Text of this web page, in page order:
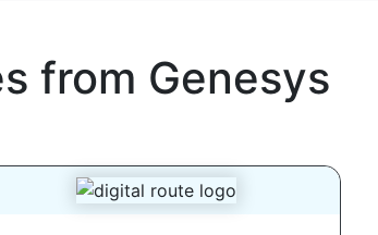
from Genesys